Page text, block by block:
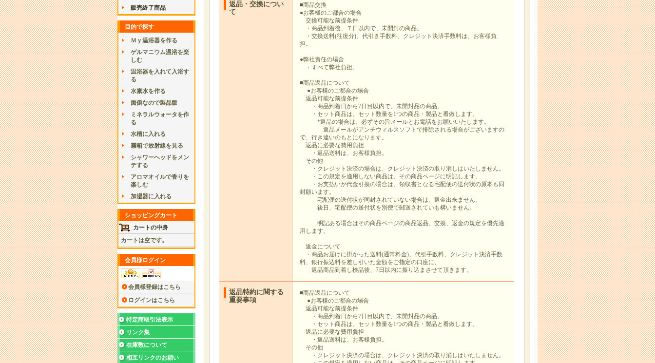
販売終了商品
目的で探す
Ｍｙ温浴器を作る
ゲルマニウム温浴を楽
しむ
温浴器を入れて入浴す
る
水素水を作る
面倒なので製品版
ミネラルウォータを作
る
水槽に入れる
霧箱で放射線を見る
シャワーヘッドをメン
テする
アロマオイルで香りを
楽しむ
加湿器に入れる
ショッピングカート
カートの中身
カートは空です。
会員様ログイン
会員様登録はこちら
ログインはこちら
特定商取引法表示
リンク集
在庫数について
相互リンクのお願い
返品・交換につい
て
■商品交換
●お客様のご都合の場合
交換可能な前提条件
・商品到着後、７日以内で、未開封の商品。
・交換送料(往復分)、代引き手数料、クレジット決済手数料は、お客様負
担。
●弊社責任の場合
・すべて弊社負担。
■商品返品について
●お客様のご都合の場合
返品可能な前提条件
・商品到着日から7日目以内で、未開封品の商品。
・セット商品は、セット数量を1つの商品・製品と看做します。
*返品の場合は、必ずその旨メールとお電話をお願いいたします。
返品メールがアンチウィルスソフトで排除される場合がございますの
で、行き違いのもとになります。
返品に必要な費用負担
・返品送料は、お客様負担。
その他
・クレジット決済の場合は、クレジット決済の取り消しはいたしません。
・この規定を適用しない商品は、その商品ページに明記します。
・お支払いが代金引換の場合は、領収書となる宅配便の送付状の原本も同
封願います。
宅配便の送付状が同封されていない場合は、返金出来ません。
後日、宅配便の送付状を別便で郵送されていも構いません。
明記ある場合はその商品ページの商品返品、交換、返金の規定を優先適
用します。
返金について
・商品お届けに掛かった送料(通常料金)、代引手数料、クレジット決済手数
料、銀行振込料を差し引いた金額をご指定の口座に、
返品商品到着し検品後、7日以内に振り込まさせて頂きます。
返品特約に関する
重要事項
■商品返品について
●お客様のご都合の場合
返品可能な前提条件
・商品到着日から7日目以内で、未開封品の商品。
・セット商品は、セット数量を1つの商品・製品と看做します。
返品に必要な費用負担
・返品送料は、お客様負担。
その他
・クレジット決済の場合は、クレジット決済の取り消しはいたしません。